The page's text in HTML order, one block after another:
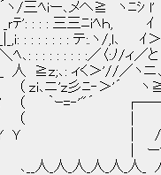
､メへ
: 三三ﾆiﾍ
: : : : テ:.
: : : : : :／
人_人_ 人 ≧
ｚi､ニ'ｚ
・！？ （ ｀ｰ
） （
Ｙ │ / ,
ー''~ ﾌj :/
_人_人_人_人_